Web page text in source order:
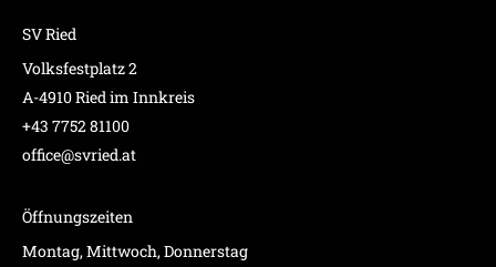
SV Ried
Volksfestplatz 2
A-4910 Ried im Innkreis
+43 7752 81100
office@svried.at
Öffnungszeiten
Montag, Mittwoch, Donnerstag